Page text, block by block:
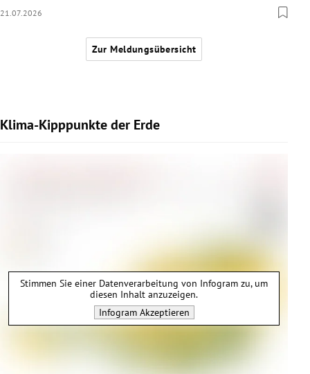
21.07.2026
Zur Meldungsübersicht
Klima-Kipppunkte der Erde
Stimmen Sie einer Datenverarbeitung von Infogram zu, um
diesen Inhalt anzuzeigen.
InfogramAkzeptieren